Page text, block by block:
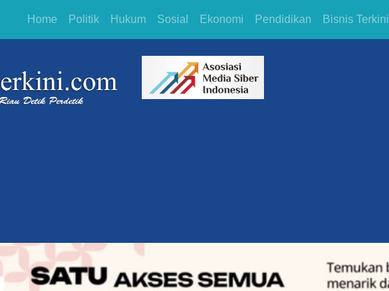
Home Politik Hukum Sosial Ekonomi Pendidikan Bisnis Terkini